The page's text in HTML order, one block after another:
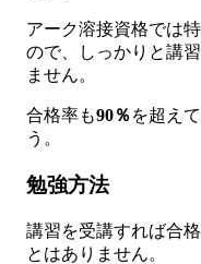
アーク溶接資格では
ので、しっかりと講
ません。
合格率も90％ を超え
う。
勉強方法
講習を受講すれば合
とはありません。